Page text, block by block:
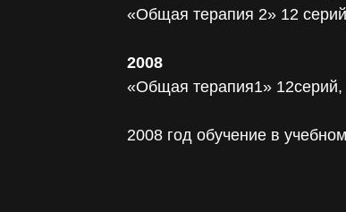
«Общая терапия 2» 12
2008
«Общая терапия1»
2008 год обучение в